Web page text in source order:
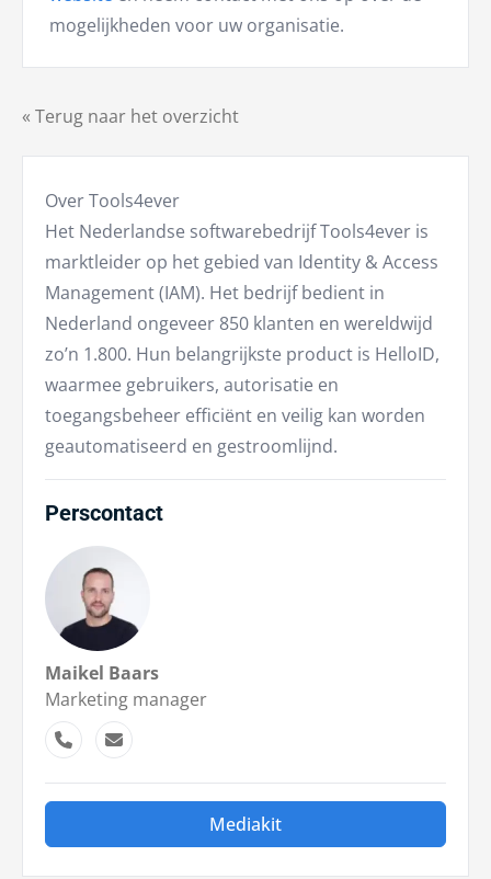
« Terug naar het overzicht
Over Tools4ever
Het Nederlandse softwarebedrijf Tools4ever is
marktleider op het gebied van Identity & Access
Management (IAM). Het bedrijf bedient in
Nederland ongeveer 850 klanten en wereldwijd
zo’n 1.800. Hun belangrijkste product is HelloID,
waarmee gebruikers, autorisatie en
toegangsbeheer efficiënt en veilig kan worden
geautomatiseerd en gestroomlijnd.
Perscontact
Maikel Baars
Marketing manager
Mediakit
mogelijkheden voor uw organisatie.